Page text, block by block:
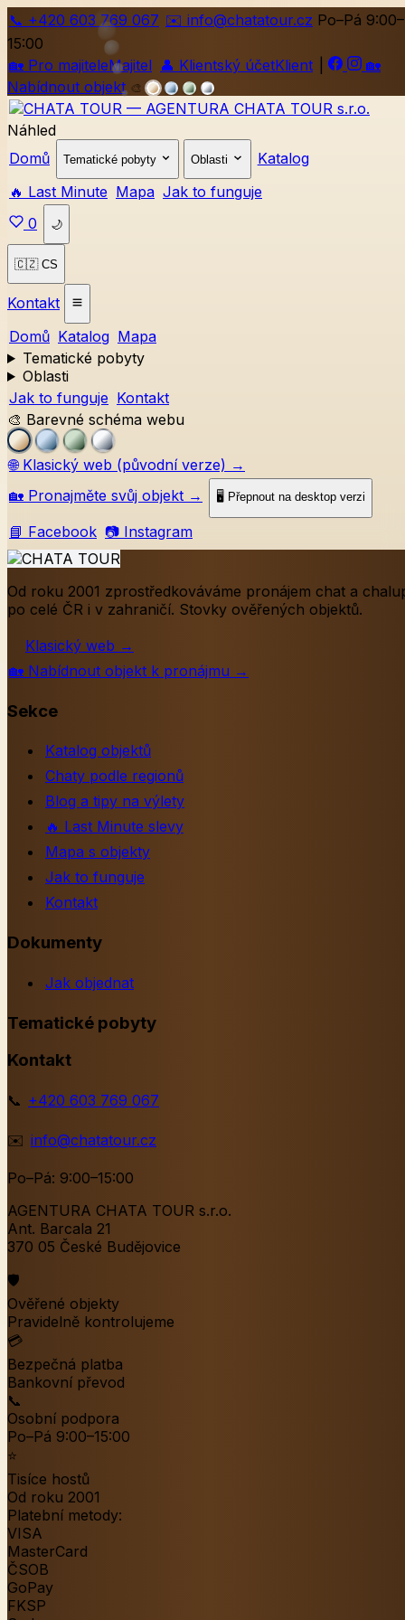
📞 +420 603 769 067 ✉️ info@chatatour.cz Po–Pá 9:00–
15:00
🏡 Pro majiteleMajitel 👤 Klientský účetKlient
🏡
Nabídnout objekt 🎨
Náhled
Domů
Tematické pobyty Oblasti
Katalog
🔥 Last Minute Mapa Jak to funguje
0
🌙
🇨🇿 CS
Kontakt
Domů Katalog Mapa
Tematické pobyty
Oblasti
Jak to funguje Kontakt
🎨 Barevné schéma webu
🌐 Klasický web (původní verze) →
🏡 Pronajměte svůj objekt → 🖥️ Přepnout na desktop verzi
📘 Facebook 📷 Instagram
Od roku 2001 zprostředkováváme pronájem chat a
po celé ČR i v zahraničí. Stovky ověřených objektů.
Klasický web →
🏡 Nabídnout objekt k pronájmu →
Sekce
Katalog objektů
Chaty podle regionů
Blog a tipy na výlety
🔥 Last Minute slevy
Mapa s objekty
Jak to funguje
Kontakt
Dokumenty
Jak objednat
Tematické pobyty
Kontakt
📞 +420 603 769 067
✉️ info@chatatour.cz
Po–Pá: 9:00–15:00
AGENTURA CHATA TOUR s.r.o.
Ant. Barcala 21
370 05 České Budějovice
🛡️
Ověřené objekty
Pravidelně kontrolujeme
💳
Bezpečná platba
Bankovní převod
📞
Osobní podpora
Po–Pá 9:00–15:00
⭐
Tisíce hostů
Od roku 2001
Platební metody:
VISA
MasterCard
ČSOB
GoPay
FKSP